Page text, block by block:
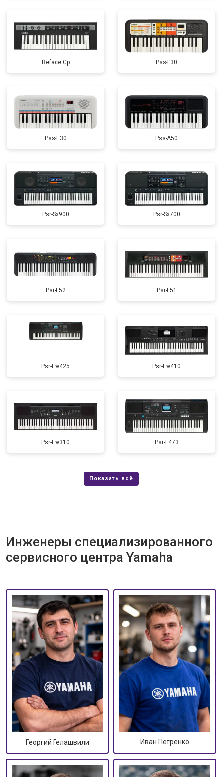
Reface Cp Pss-F30
Pss-E30 Pss-A50
Psr-Sx900 Psr-Sx700
Psr-F52 Psr-F51
Psr-Ew425 Psr-Ew410
Psr-Ew310 Psr-E473
Инженеры специализированного
сервисного центра Yamaha
Георгий Гелашвили Иван Петренко